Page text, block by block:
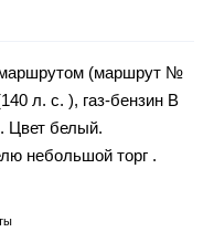
маршрутом (маршрут №
л. с. ), газ-бензин В
Цвет белый.
небольшой торг .